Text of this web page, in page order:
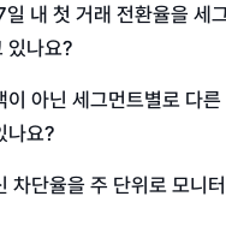
일 내 첫 거래 전환율을 세
있나요?
이 아닌 세그먼트별로 다른
나요?
차단율을 주 단위로 모니